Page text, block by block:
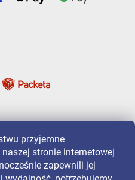
przyjemne
stronie internetowej
zapewnili jej